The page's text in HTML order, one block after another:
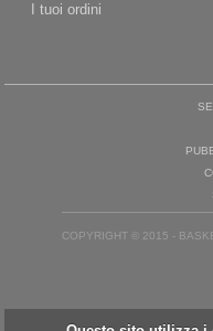
I tuoi ordini
COPYRIGHT © 2015 -